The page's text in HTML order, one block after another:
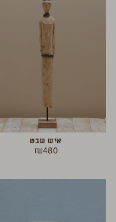
איש שבט
₪480